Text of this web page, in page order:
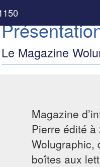
Le Magazine
Magazine
Pierre édité à
Wolugraphic,
boîtes aux